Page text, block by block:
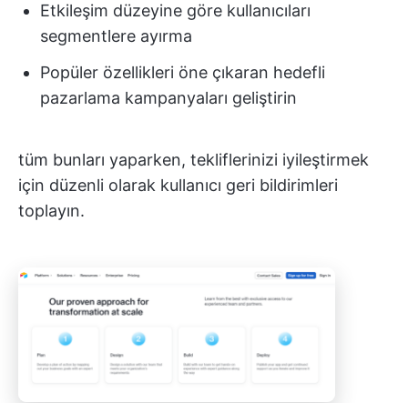
Etkileşim düzeyine göre kullanıcıları
segmentlere ayırma
Popüler özellikleri öne çıkaran hedefli
pazarlama kampanyaları geliştirin
tüm bunları yaparken, tekliflerinizi iyileştirmek
için düzenli olarak kullanıcı geri bildirimleri
toplayın.